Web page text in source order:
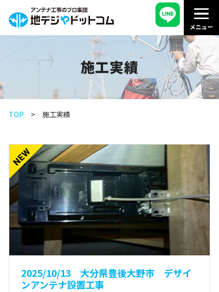
施工実績
TOP 施工実績
2025/10/13 大分県豊後大野市 デザイ
ンアンテナ設置工事